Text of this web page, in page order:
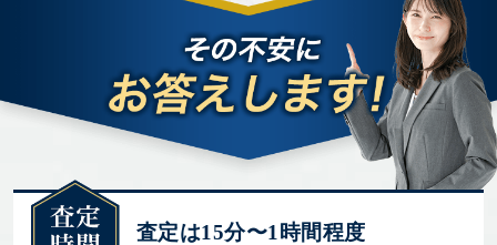
査定は15分〜1時間程度